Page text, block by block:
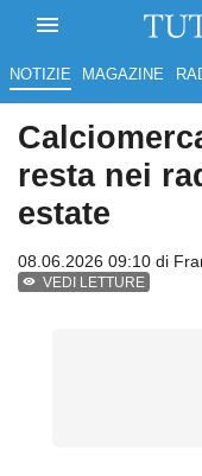
NOTIZIE MAGAZINE
resta nei
estate
08.06.2026 09:10 di
VEDI LETTURE